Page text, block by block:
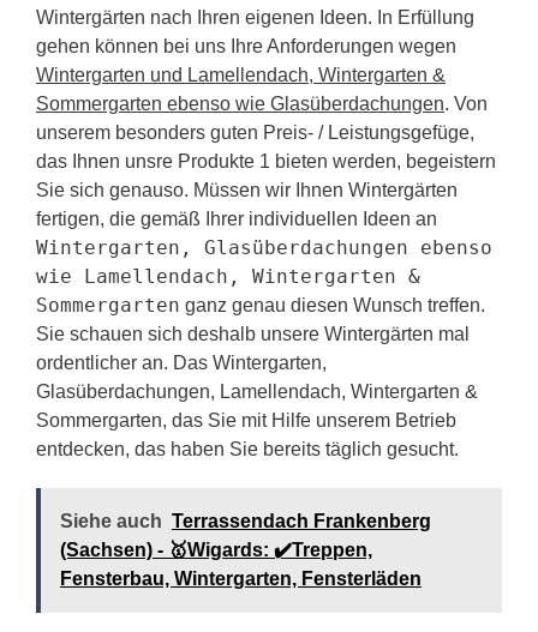
Wintergärten nach Ihren eigenen Ideen. In Erfüllung
gehen können bei uns Ihre Anforderungen wegen
Wintergarten und Lamellendach, Wintergarten &
Sommergarten ebenso wie Glasüberdachungen. Von
unserem besonders guten Preis- / Leistungsgefüge,
das Ihnen unsre Produkte 1 bieten werden, begeistern
Sie sich genauso. Müssen wir Ihnen Wintergärten
fertigen, die gemäß Ihrer individuellen Ideen an
Wintergarten, Glasüberdachungen ebenso
wie Lamellendach, Wintergarten &
Sommergarten ganz genau diesen Wunsch treffen.
Sie schauen sich deshalb unsere Wintergärten mal
ordentlicher an. Das Wintergarten,
Glasüberdachungen, Lamellendach, Wintergarten &
Sommergarten, das Sie mit Hilfe unserem Betrieb
entdecken, das haben Sie bereits täglich gesucht.
Siehe auch Terrassendach Frankenberg
(Sachsen) - 🥇Wigards: ✔️Treppen,
Fensterbau, Wintergarten, Fensterläden